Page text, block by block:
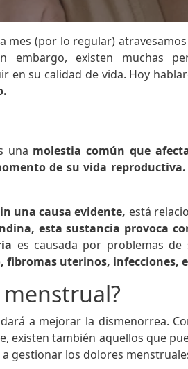
mes (por lo regular)
embargo, existen muchas
en su calidad de vida. Hoy
una molestia común que
de su vida reproductiva.
una causa evidente, está
esta sustancia provoca
es causada por problemas de
uterinos, infecciones,
a mejorar la dismenorrea.
existen también aquellos que
gestionar los dolores